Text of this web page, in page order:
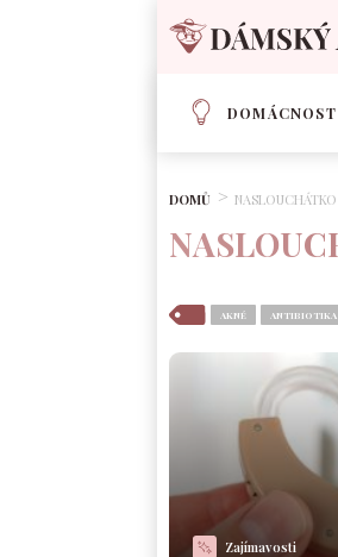
DOMÁCNOST
DOMŮ NASLOUCHÁTKO
AKNÉ ANTIBIOTIKA
Zajímavosti